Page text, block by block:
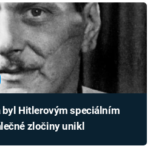
byl Hitlerovým speciálním
zločiny unikl